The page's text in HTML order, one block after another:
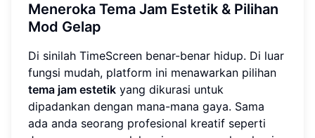
Meneroka Tema Jam Estetik & Pilihan
Mod Gelap
Di sinilah TimeScreen benar-benar hidup. Di luar
fungsi mudah, platform ini menawarkan pilihan
tema jam estetik yang dikurasi untuk
dipadankan dengan mana-mana gaya. Sama
ada anda seorang profesional kreatif seperti